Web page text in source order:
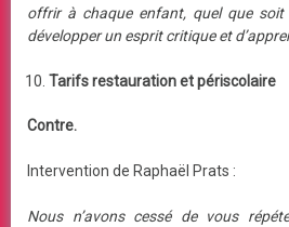
offrir à chaque enfant, quel que soit
développer un esprit critique et
Tarifs restauration et périscolaire
Contre.
Intervention de Raphaël Prats :
Nous n’avons cessé de vous